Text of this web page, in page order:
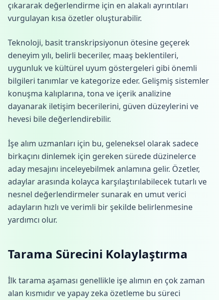
çıkararak değerlendirme için en alakalı ayrıntıları
vurgulayan kısa özetler oluşturabilir.
Teknoloji, basit transkripsiyonun ötesine geçerek
deneyim yılı, belirli beceriler, maaş beklentileri,
uygunluk ve kültürel uyum göstergeleri gibi önemli
bilgileri tanımlar ve kategorize eder. Gelişmiş sistemler
konuşma kalıplarına, tona ve içerik analizine
dayanarak iletişim becerilerini, güven düzeylerini ve
hevesi bile değerlendirebilir.
İşe alım uzmanları için bu, geleneksel olarak sadece
birkaçını dinlemek için gereken sürede düzinelerce
aday mesajını inceleyebilmek anlamına gelir. Özetler,
adaylar arasında kolayca karşılaştırılabilecek tutarlı ve
nesnel değerlendirmeler sunarak en umut verici
adayların hızlı ve verimli bir şekilde belirlenmesine
yardımcı olur.
Tarama Sürecini Kolaylaştırma
İlk tarama aşaması genellikle işe alımın en çok zaman
alan kısmıdır ve yapay zeka özetleme bu süreci